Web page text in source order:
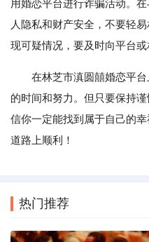
用婚恋平台进行诈骗活动。
人隐私和财产安全，不要轻
现可疑情况，要及时向平台或
在林芝市滇圆囍婚恋平
的时间和努力。但只要保持
信你一定能找到属于自己的
道路上顺利！
热门推荐